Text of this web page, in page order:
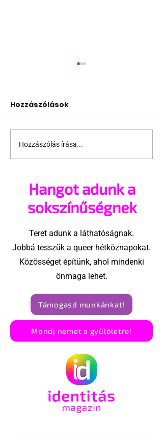
Jonathan Bailey új
szerepben tér vissza
Hozzászólások
Hozzászólás írása...
Hangot adunk a
sokszínűségnek
Teret adunk a láthatóságnak.
Jobbá tesszük a queer hétköznapokat.
Közösséget építünk, ahol mindenki
önmaga lehet.
Támogasd munkánkat!
Mondj nemet a gyűlöletre!